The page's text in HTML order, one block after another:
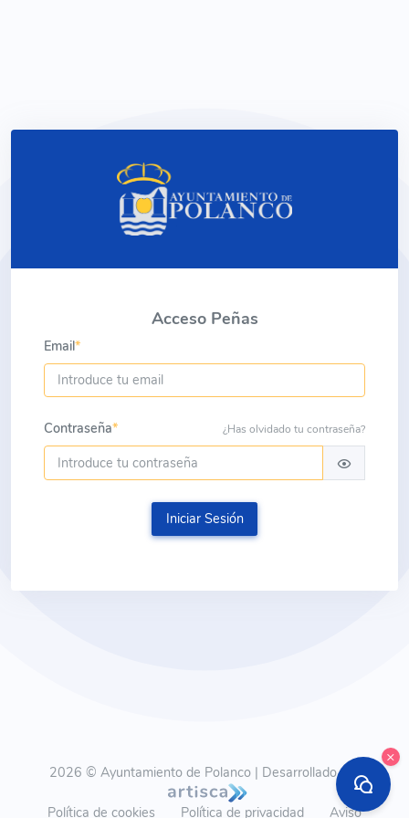
Acceso Peñas
Email*
¿Has olvidado tu contraseña?
Contraseña*
Iniciar Sesión
×
2026 © Ayuntamiento de Polanco | Desarrollado por
Política de cookies Política de privacidad Aviso